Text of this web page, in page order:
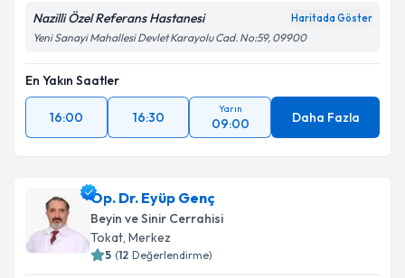
Nazilli Özel Referans Hastanesi Haritada Göster
Yeni Sanayi Mahallesi Devlet Karayolu Cad. No:59, 09900
En Yakın Saatler
16:00 16:30
Yarın
09:00 Daha Fazla
Op. Dr. Eyüp Genç
Beyin ve Sinir Cerrahisi
Tokat, Merkez
5 (12 Değerlendirme)